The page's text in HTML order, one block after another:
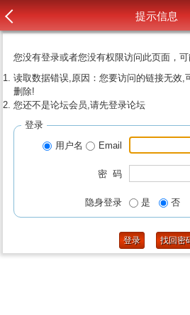
提示信息
您没有登录或者您没有权限访问此页面，
读取数据错误,原因：您要访问的链接无效,
删除!
您还不是论坛会员,请先登录论坛
登录
用户名
Email
密 码
隐身登录 是 否